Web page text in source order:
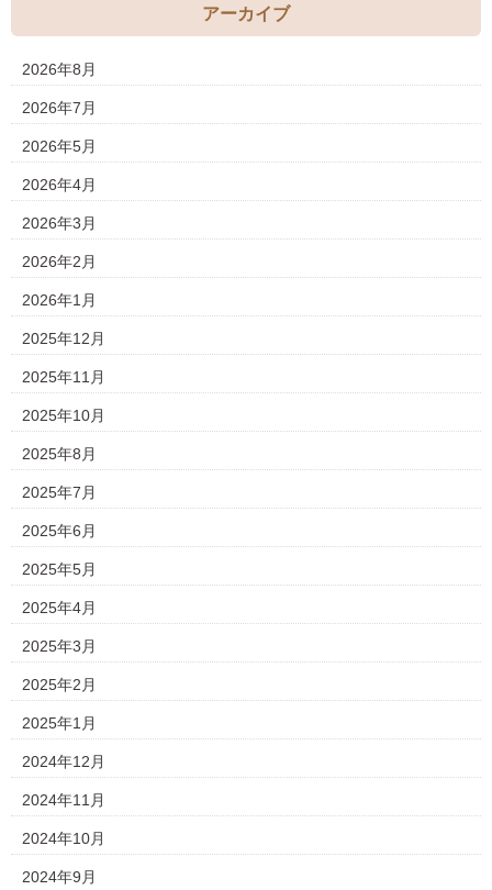
アーカイブ
2026年8月
2026年7月
2026年5月
2026年4月
2026年3月
2026年2月
2026年1月
2025年12月
2025年11月
2025年10月
2025年8月
2025年7月
2025年6月
2025年5月
2025年4月
2025年3月
2025年2月
2025年1月
2024年12月
2024年11月
2024年10月
2024年9月